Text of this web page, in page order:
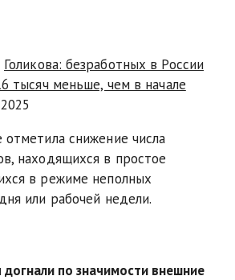
Голикова: безработных в России
тысяч меньше, чем в начале
снижение числа
находящихся в простое
в режиме неполных
или рабочей недели.
по значимости внешние